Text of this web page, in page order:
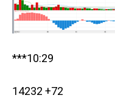
***10:29
14232 +72